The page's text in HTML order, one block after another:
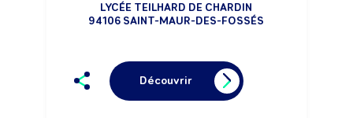
LYCÉE TEILHARD DE CHARDIN
94106 SAINT-MAUR-DES-FOSSÉS
Découvrir